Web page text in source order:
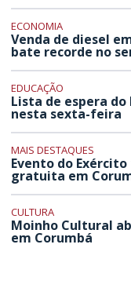
ECONOMIA
Venda de diesel
bate recorde no
EDUCAÇÃO
Lista de espera do
nesta sexta-feira
MAIS DESTAQUES
Evento do
gratuita em
CULTURA
Moinho Cultural
em Corumbá